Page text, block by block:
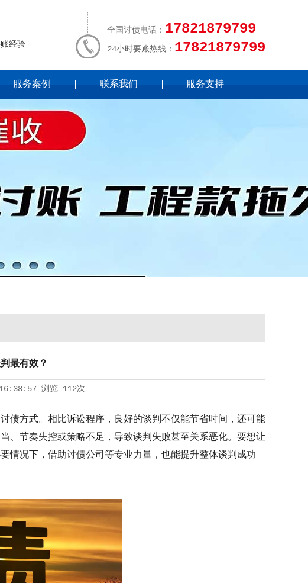
经验
全国讨债电话： 17821879799
24小时要账热线： 17821879799
服务案例 联系我们 服务支持
最有效？
浏览 112次
债方式。相比诉讼程序，良好的谈判不仅能节省时间，还可能
、节奏失控或策略不足，导致谈判失败甚至关系恶化。要想让
情况下，借助讨债公司 等专业力量，也能提升整体谈判成功